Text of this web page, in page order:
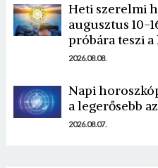
Heti szerelmi
augusztus 10-
próbára teszi
2026.08.08.
Napi
a legerősebb
2026.08.07.